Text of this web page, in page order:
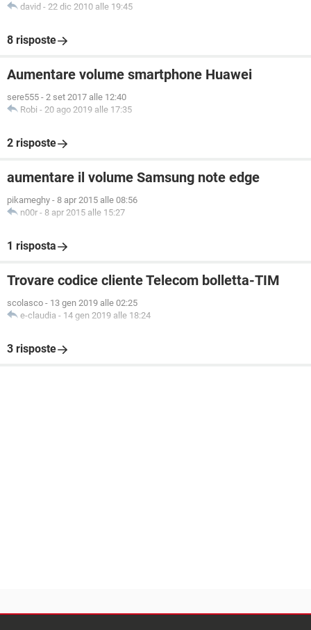
david - 22 dic 2010 alle 19:45
8 risposte
Aumentare volume smartphone Huawei
sere555 - 2 set 2017 alle 12:40
Robi - 20 ago 2019 alle 17:35
2 risposte
aumentare il volume Samsung note edge
pikameghy - 8 apr 2015 alle 08:56
n00r - 8 apr 2015 alle 15:27
1 risposta
Trovare codice cliente Telecom bolletta-TIM
scolasco - 13 gen 2019 alle 02:25
e-claudia - 14 gen 2019 alle 18:24
3 risposte